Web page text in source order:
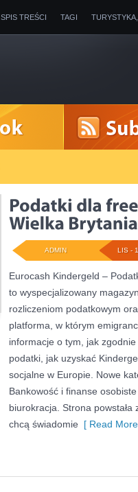
SPIS TREŚCI TAGI
LIS -
ADMIN
Eurocash Kindergeld –
to wyspecjalizowany
rozliczeniom podatkowym
platforma, w którym
informacje o tym, jak
podatki, jak uzyskać
socjalne w Europie. Nowe
Bankowość i finanse
biurokracja. Strona
chcą świadomie [ Read